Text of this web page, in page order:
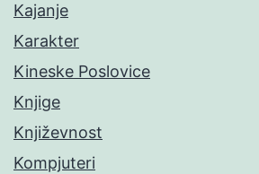
Kajanje
Karakter
Kineske Poslovice
Knjige
Književnost
Kompjuteri